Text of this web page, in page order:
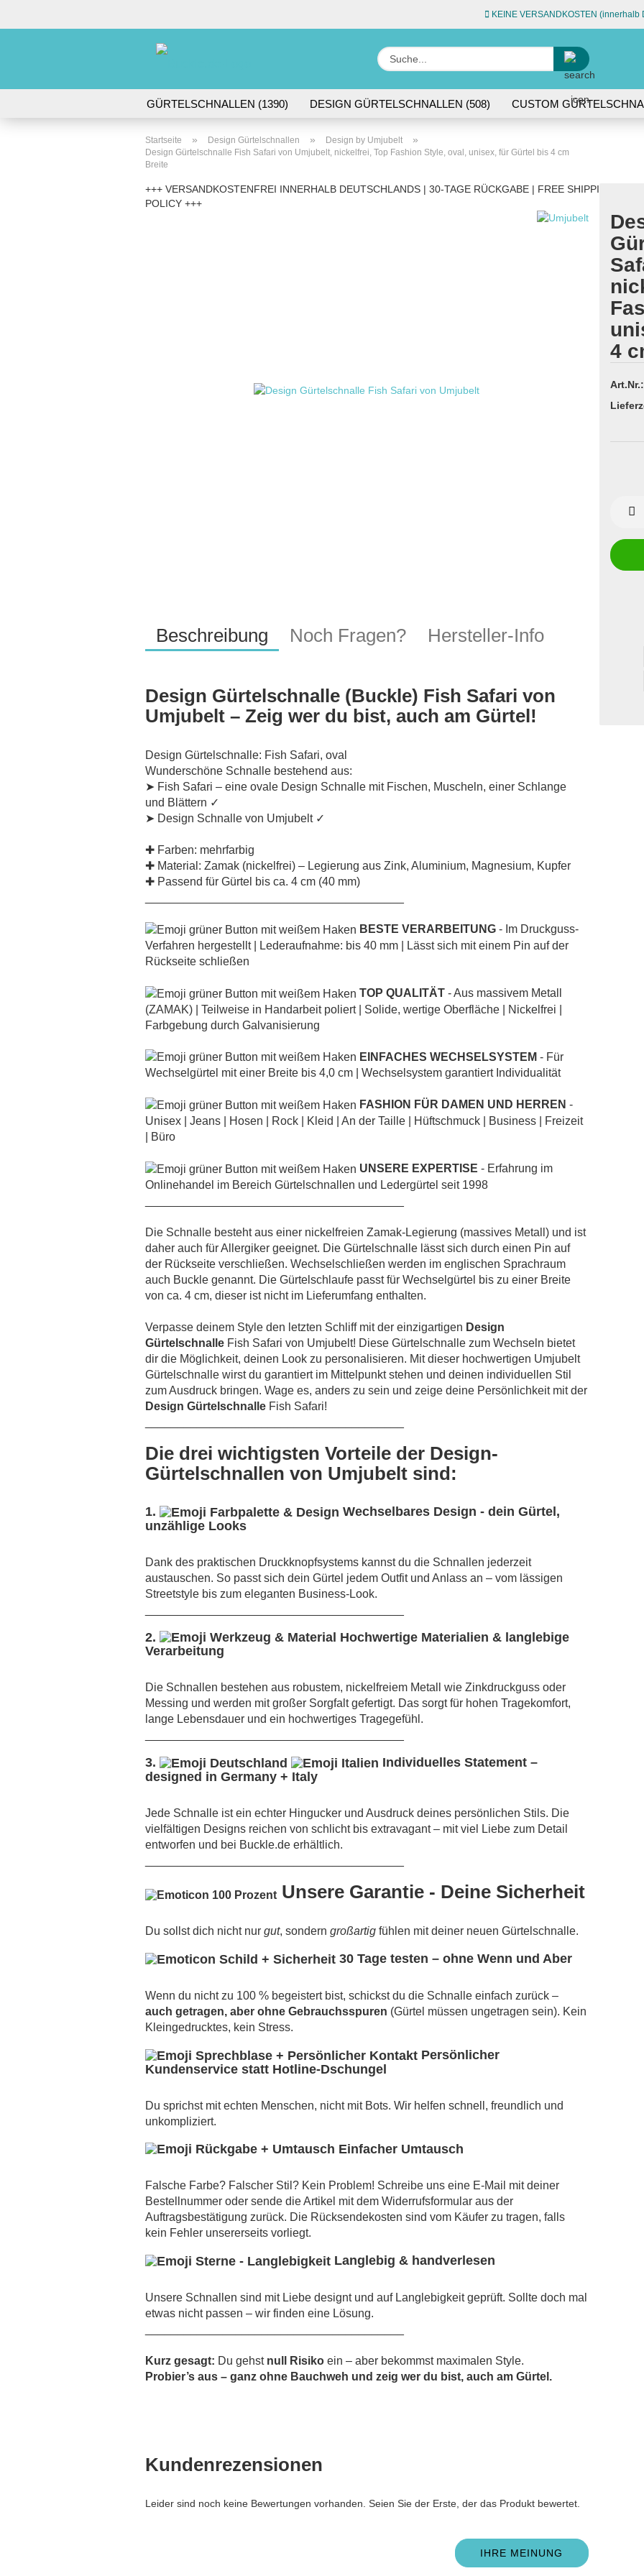
KEINE VERSANDKOSTEN (innerhalb
Sprache auswählen
Konto
Suche...
GÜRTELSCHNALLEN (1390) DESIGN GÜRTELSCHNALLEN (508) CUSTOM
Startseite » Design Gürtelschnallen » Design by Umjubelt »
Design Gürtelschnalle Fish Safari von Umjubelt, nickelfrei, Top Fashion Style, oval, unisex, für Gürtel bis 4 cm
Breite
+++ VERSANDKOSTENFREI INNERHALB DEUTSCHLANDS | 30-TAGE RÜCKGABE | FREE SHIPPING
POLICY +++
4
Art.Nr.:
Beschreibung Noch Fragen? Hersteller-Info
Design Gürtelschnalle (Buckle) Fish Safari von
Umjubelt – Zeig wer du bist, auch am Gürtel!
Design Gürtelschnalle: Fish Safari, oval
Wunderschöne Schnalle bestehend aus:
➤ Fish Safari – eine ovale Design Schnalle mit Fischen, Muscheln, einer Schlange
und Blättern ✓
➤ Design Schnalle von Umjubelt ✓
✚ Farben: mehrfarbig
✚ Material: Zamak (nickelfrei) – Legierung aus Zink, Aluminium, Magnesium, Kupfer
✚ Passend für Gürtel bis ca. 4 cm (40 mm)
BESTE VERARBEITUNG - Im Druckguss-
Verfahren hergestellt | Lederaufnahme: bis 40 mm | Lässt sich mit einem Pin auf der
Rückseite schließen
TOP QUALITÄT - Aus massivem Metall
(ZAMAK) | Teilweise in Handarbeit poliert | Solide, wertige Oberfläche | Nickelfrei |
Farbgebung durch Galvanisierung
EINFACHES WECHSELSYSTEM - Für
Wechselgürtel mit einer Breite bis 4,0 cm | Wechselsystem garantiert Individualität
FASHION FÜR DAMEN UND HERREN -
Unisex | Jeans | Hosen | Rock | Kleid | An der Taille | Hüftschmuck | Business | Freizeit
| Büro
UNSERE EXPERTISE - Erfahrung im
Onlinehandel im Bereich Gürtelschnallen und Ledergürtel seit 1998
Die Schnalle besteht aus einer nickelfreien Zamak-Legierung (massives Metall) und ist
daher auch für Allergiker geeignet. Die Gürtelschnalle lässt sich durch einen Pin auf
der Rückseite verschließen. Wechselschließen werden im englischen Sprachraum
auch Buckle genannt. Die Gürtelschlaufe passt für Wechselgürtel bis zu einer Breite
von ca. 4 cm, dieser ist nicht im Lieferumfang enthalten.
Verpasse deinem Style den letzten Schliff mit der einzigartigen Design
Gürtelschnalle Fish Safari von Umjubelt! Diese Gürtelschnalle zum Wechseln bietet
dir die Möglichkeit, deinen Look zu personalisieren. Mit dieser hochwertigen Umjubelt
Gürtelschnalle wirst du garantiert im Mittelpunkt stehen und deinen individuellen Stil
zum Ausdruck bringen. Wage es, anders zu sein und zeige deine Persönlichkeit mit der
Design Gürtelschnalle Fish Safari!
Die drei wichtigsten Vorteile der Design-
Gürtelschnallen von Umjubelt sind:
1.
Wechselbares Design - dein Gürtel,
unzählige Looks
Dank des praktischen Druckknopfsystems kannst du die Schnallen jederzeit
austauschen. So passt sich dein Gürtel jedem Outfit und Anlass an – vom lässigen
Streetstyle bis zum eleganten Business-Look.
2.
Hochwertige Materialien & langlebige
Verarbeitung
Die Schnallen bestehen aus robustem, nickelfreiem Metall wie Zinkdruckguss oder
Messing und werden mit großer Sorgfalt gefertigt. Das sorgt für hohen Tragekomfort,
lange Lebensdauer und ein hochwertiges Tragegefühl.
3.
Individuelles Statement –
designed in Germany + Italy
Jede Schnalle ist ein echter Hingucker und Ausdruck deines persönlichen Stils. Die
vielfältigen Designs reichen von schlicht bis extravagant – mit viel Liebe zum Detail
entworfen und bei Buckle.de erhältlich.
Unsere Garantie - Deine Sicherheit
Du sollst dich nicht nur gut, sondern großartig fühlen mit deiner neuen Gürtelschnalle.
30 Tage testen – ohne Wenn und Aber
Wenn du nicht zu 100 % begeistert bist, schickst du die Schnalle einfach zurück –
auch getragen, aber ohne Gebrauchsspuren (Gürtel müssen ungetragen sein). Kein
Kleingedrucktes, kein Stress.
Persönlicher
Kundenservice statt Hotline-Dschungel
Du sprichst mit echten Menschen, nicht mit Bots. Wir helfen schnell, freundlich und
unkompliziert.
Einfacher Umtausch
Falsche Farbe? Falscher Stil? Kein Problem! Schreibe uns eine E-Mail mit deiner
Bestellnummer oder sende die Artikel mit dem Widerrufsformular aus der
Auftragsbestätigung zurück. Die Rücksendekosten sind vom Käufer zu tragen, falls
kein Fehler unsererseits vorliegt.
Langlebig & handverlesen
Unsere Schnallen sind mit Liebe designt und auf Langlebigkeit geprüft. Sollte doch mal
etwas nicht passen – wir finden eine Lösung.
Kurz gesagt: Du gehst null Risiko ein – aber bekommst maximalen Style.
Probier’s aus – ganz ohne Bauchweh und zeig wer du bist, auch am Gürtel.
Kundenrezensionen
Leider sind noch keine Bewertungen vorhanden. Seien Sie der Erste, der das Produkt bewertet.
IHRE MEINUNG